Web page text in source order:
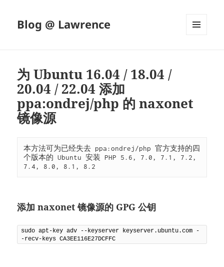
Blog @ Lawrence
为 Ubuntu 16.04 / 18.04 /
20.04 / 22.04 添加
ppa:ondrej/php 的 naxonet
镜像源
本方法可为已经失去 ppa:ondrej/php 官方支持的四
个版本的 Ubuntu 安装 PHP 5.6, 7.0, 7.1, 7.2,
7.4, 8.0, 8.1, 8.2
添加 naxonet 镜像源的 GPG 公钥
sudo apt-key adv --keyserver keyserver.ubuntu.com -
-recv-keys CA3EE116E27DCFFC